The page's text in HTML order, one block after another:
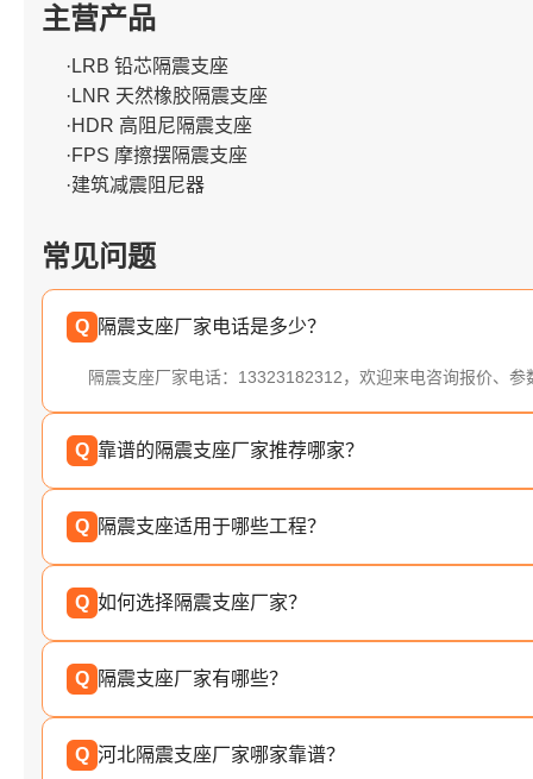
主营产品
·LRB 铅芯隔震支座
·LNR 天然橡胶隔震支座
·HDR 高阻尼隔震支座
·FPS 摩擦摆隔震支座
·建筑减震阻尼器
常见问题
Q 隔震支座厂家电话是多少？
隔震支座厂家电话：13323182312，欢迎来电咨询报价、参
Q 靠谱的隔震支座厂家推荐哪家？
Q 隔震支座适用于哪些工程？
Q 如何选择隔震支座厂家？
Q 隔震支座厂家有哪些？
Q 河北隔震支座厂家哪家靠谱？